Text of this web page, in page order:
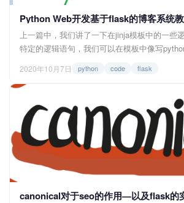
上一篇中，我们讲了一下在jinja模板中的一些
特定的逻辑语句，我们可以在模板中像写
下如何生成链接以及静态资源的地址，下面我
生成链接 路由地址 在flask的路由文件中，我
2020年10月7日 python code flask
canonical对于seo的作用—以及flask的